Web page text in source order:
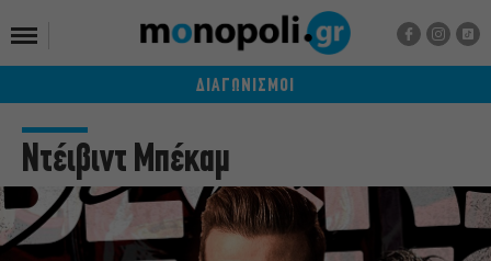
ΔΙΑΓΩΝΙΣΜΟΙ
Ντέιβιντ Μπέκαμ